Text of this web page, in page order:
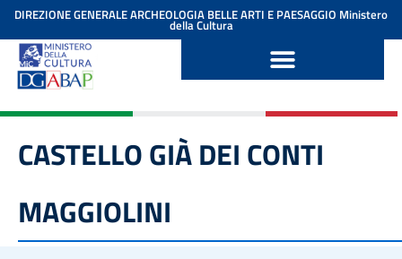
contenuto
DIREZIONE GENERALE ARCHEOLOGIA BELLE ARTI E PAESAGGIO Ministero
della Cultura
CASTELLO GIÀ DEI CONTI
MAGGIOLINI